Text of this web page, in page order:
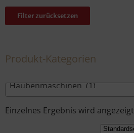
Filter zurücksetzen
Produkt-Kategorien
Haubenmaschinen (1)
Einzelnes Ergebnis wird angezeigt